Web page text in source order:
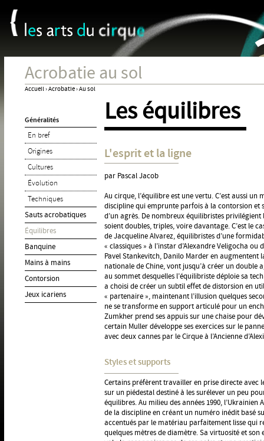
Acrobatie au sol
êtes
ici
Accueil›Acrobatie›Au sol
Généralités
En bref
Origines
Cultures
Évolution
Techniques
Sauts acrobatiques
Équilibres
Banquine
Mains à mains
Contorsion
Jeux icariens
Les équilibres
L'esprit et la ligne
par Pascal Jacob
Au cirque, l’équilibre est une vertu. C’est aussi un
discipline qui emprunte parfois à la contorsion et
d’un agrès. De nombreux équilibristes privilégient
soient doubles, triples, voire davantage. C’est le
de Jacqueline Alvarez, équilibristes d’une
« classiques » à l’instar d’Alexandre Veligocha ou
Pavel Stankevitch, Danilo Marder en augmentent
nationale de Chine, vont jusqu’à créer un double
au sommet desquelles l’équilibriste déploie sa
a choisi de créer un subtil effet de distorsion en
« partenaire », maintenant l’illusion quelques
ne se transforme en support articulé pour un
Zumkher prend ses appuis sur une chaise pour
certain Muller développe ses exercices sur le
avec deux cannes par le Cirque à l’Ancienne
Styles et supports
Certains préfèrent travailler en prise directe avec
sur un piédestal destiné à les surélever un peu
équilibres. Au milieu des années 1990, l’Ukrainien
de la discipline en créant un numéro inédit basé
accentués par le matériau parfaitement lisse qui
quelques mètres de diamètre. Sa virtuosité et
Panneau de gestion des cookies